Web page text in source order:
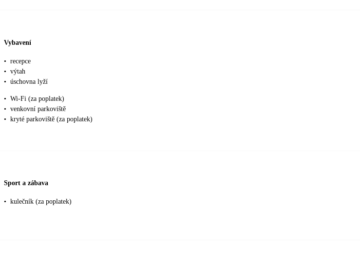
Vybavení
• recepce
• výtah
• úschovna lyží
• Wi-Fi (za poplatek)
• venkovní parkoviště
• kryté parkoviště (za poplatek)
Sport a zábava
• kulečník (za poplatek)